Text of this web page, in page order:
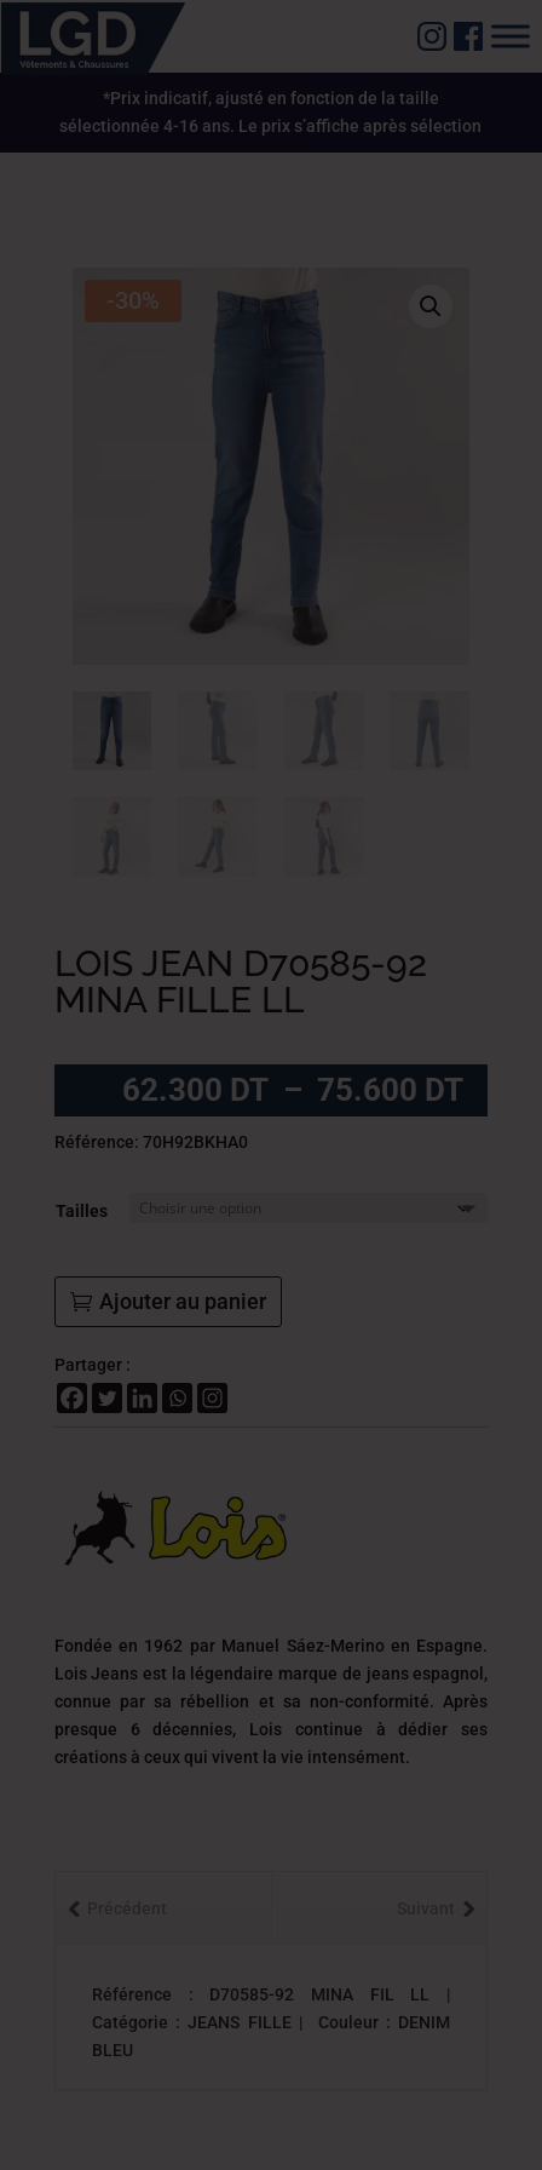
*Prix indicatif, ajusté en fonction de la taille
sélectionnée 4-16 ans. Le prix s’affiche après sélection
-30%
LOIS JEAN D70585-92
MINA FILLE LL
62.300 DT – 75.600 DT
de
DT
Référence: 70H92BKHA0
Tailles
Ajouter au panier
Partager :
Fondée en 1962 par Manuel Sáez-Merino en Espagne.
Lois Jeans est la légendaire marque de jeans espagnol,
connue par sa rébellion et sa non-conformité. Après
presque 6 décennies, Lois continue à dédier ses
créations à ceux qui vivent la vie intensément.
Référence : D70585-92 MINA FIL LL |
Catégorie : JEANS FILLE | Couleur : DENIM
BLEU